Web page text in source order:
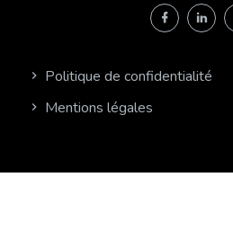
Politique de confidentialité
Mentions légales